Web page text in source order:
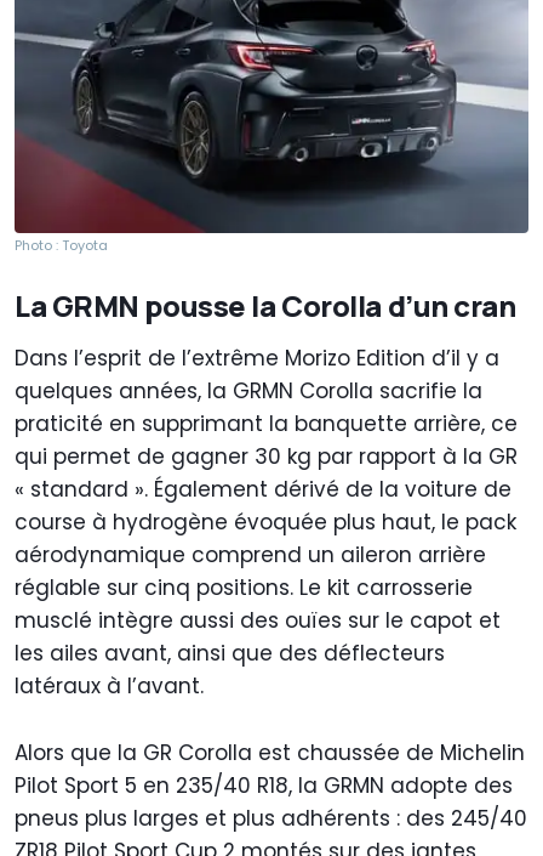
Photo : Toyota
La GRMN pousse la Corolla d’un cran
Dans l’esprit de l’extrême Morizo Edition d’il y a
quelques années, la GRMN Corolla sacrifie la
praticité en supprimant la banquette arrière, ce
qui permet de gagner 30 kg par rapport à la GR
« standard ». Également dérivé de la voiture de
course à hydrogène évoquée plus haut, le pack
aérodynamique comprend un aileron arrière
réglable sur cinq positions. Le kit carrosserie
musclé intègre aussi des ouïes sur le capot et
les ailes avant, ainsi que des déflecteurs
latéraux à l’avant.
Alors que la GR Corolla est chaussée de Michelin
Pilot Sport 5 en 235/40 R18, la GRMN adopte des
pneus plus larges et plus adhérents : des 245/40